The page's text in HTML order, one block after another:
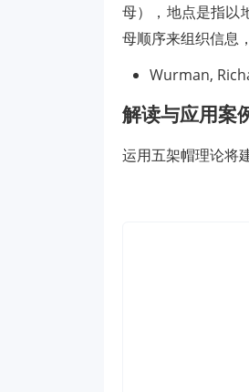
母），地点是指以
母顺序来组织信息
Wurman,
解读与应用案
运用五架帽理论将